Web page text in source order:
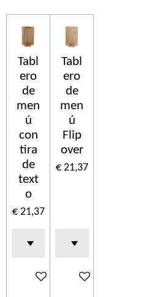
Tabl
ero
de
men
ú
con
tira
de
text
o
€ 21,37
In winkelwagen
Tabl
ero
de
men
ú
Flip
over
€ 21,37
In winkelwagen